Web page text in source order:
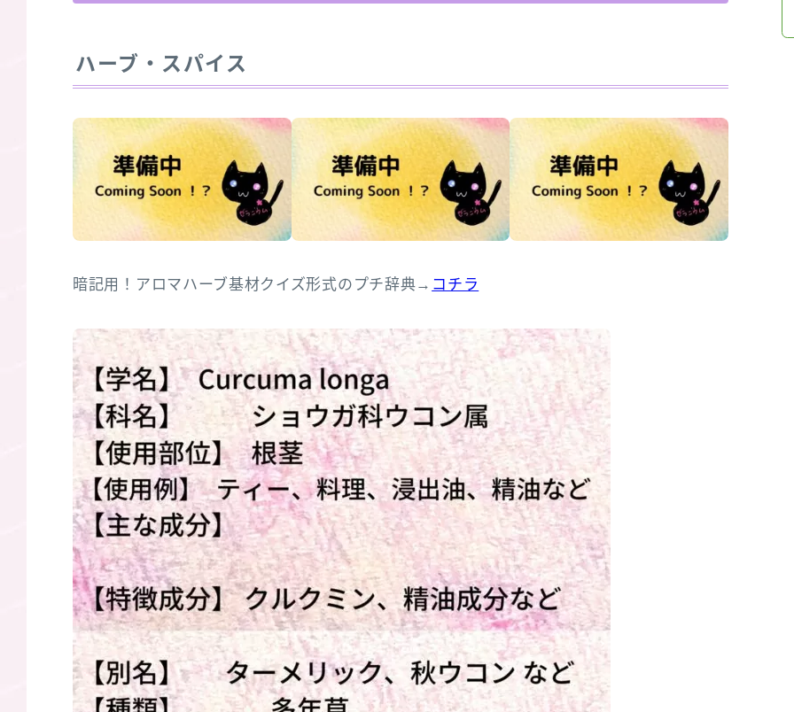
ハーブ・スパイス
暗記用！アロマハーブ基材クイズ形式のプチ辞典→ コチラ